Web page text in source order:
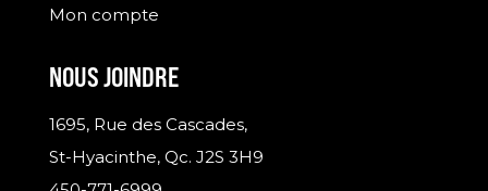
Mon compte
NOUS JOINDRE
1695, Rue des Cascades,
St-Hyacinthe, Qc. J2S 3H9